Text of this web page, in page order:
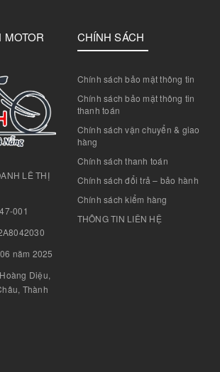
MOTOR
LÊ THỊ
001
năm 2025
Diệu,
Thành
CHÍNH SÁCH
Chính sách bảo mật thông tin
Chính sách bảo mật thông tin
thanh toán
Chính sách vận chuyển & giao
hàng
Chính sách thanh toán
Chính sách đổi trả – bảo hành
Chính sách kiểm hàng
THÔNG TIN LIÊN HỆ